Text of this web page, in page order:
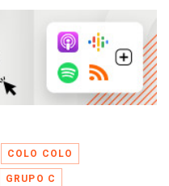
COLO COLO
GRUPO C